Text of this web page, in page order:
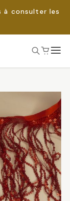
à consulter les